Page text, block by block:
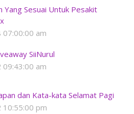
Yang Sesuai Untuk Pesakit
am
SiiNurul
am
dan Kata-kata Selamat Pagi
pm